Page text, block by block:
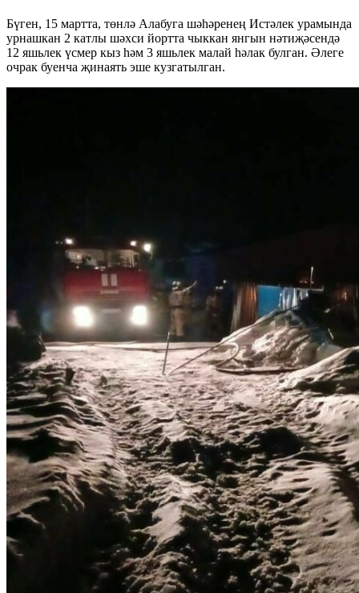
Бүген, 15 мартта, төнлә Алабуга шәһәренең Истәлек урамында
урнашкан 2 катлы шәхси йортта чыккан янгын нәтиҗәсендә
12 яшьлек үсмер кыз һәм 3 яшьлек малай һәлак булган. Әлеге
очрак буенча җинаять эше кузгатылган.